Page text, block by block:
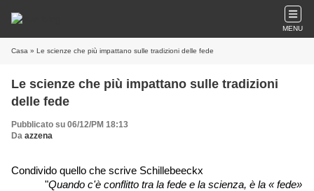
MENU
Casa » Le scienze che più impattano sulle tradizioni delle fede
Le scienze che più impattano sulle tradizioni
delle fede
Pubblicato su 06/12/PM 18:13
Da azzena
Condivido quello che scrive Schillebeeckx
"Quando c'è conflitto tra la fede e la scienza, è la « fede»